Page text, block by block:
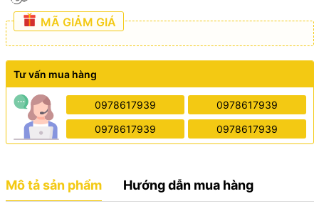
MÃ GIẢM GIÁ
Tư vấn mua hàng
0978617939 0978617939
0978617939 0978617939
Mô tả sản phẩm Hướng dẫn mua hàng